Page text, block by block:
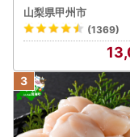
カット 約1.3kg 2～3
026年発送】（MG
472 FN-Limited-VO
インマスカット フ
山梨県甲州市
(1369)